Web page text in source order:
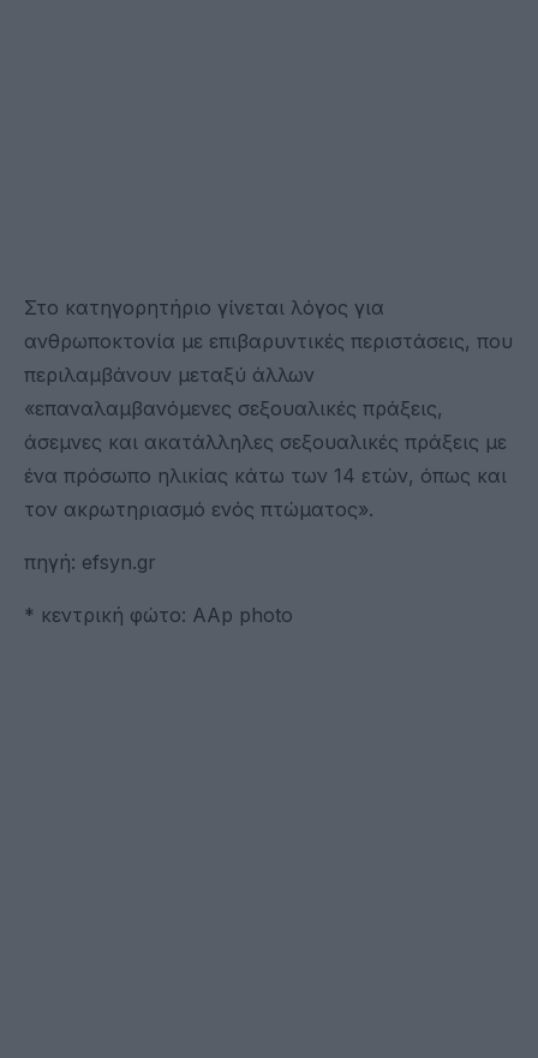
Στο κατηγορητήριο γίνεται λόγος για
ανθρωποκτονία με επιβαρυντικές περιστάσεις, που
περιλαμβάνουν μεταξύ άλλων
«επαναλαμβανόμενες σεξουαλικές πράξεις,
άσεμνες και ακατάλληλες σεξουαλικές πράξεις με
ένα πρόσωπο ηλικίας κάτω των 14 ετών, όπως και
τον ακρωτηριασμό ενός πτώματος».
πηγή: efsyn.gr
* κεντρική φώτο: ΑAp photo